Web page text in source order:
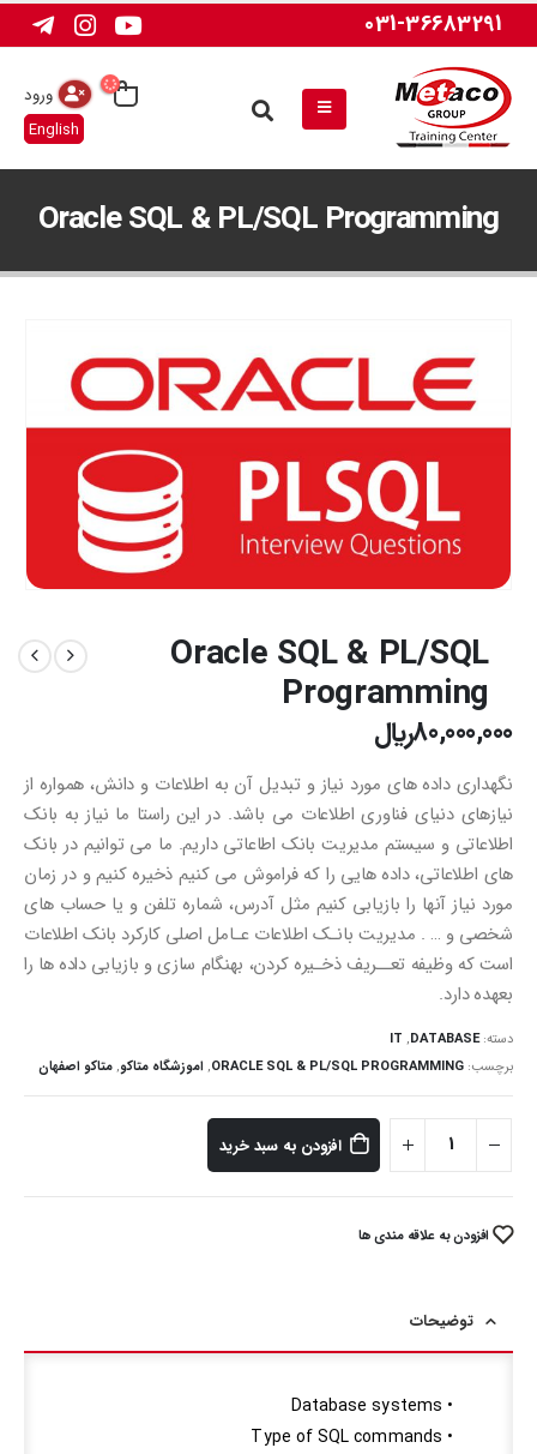
031-36683291
ورود
English
Oracle SQL & PL/SQL Programming
Oracle SQL & PL/SQL
Programming
80,000,000﷼
نگهداری داده های مورد نیاز و تبدیل آن به اطلاعات و دانش، همواره از
نیازهای دنیای فناوری اطلاعات می باشد. در این راستا ما نیاز به بانک
اطلاعاتی و سیستم مدیریت بانک اطاعاتی داریم. ما می توانیم در بانک
های اطلاعاتی، داده هایی را که فراموش می کنیم ذخیره کنیم و در زمان
مورد نیاز آنها را بازیابی کنیم مثل آدرس، شماره تلفن و یا حساب های
شخصی و … . مديريت بانـك اطلاعات عـامل اصلي كاركرد بانك اطلاعات
است كه وظيفه تعــريف ذخـيره كردن، بهنگام سازي و بازيابي داده ها را
بعهده دارد.
دسته:DATABASE
,
IT
برچسب: ORACLE SQL & PL/SQL PROGRAMMING
, اموزشگاه متاکو,متاکو اصفهان
افزودن به سبد خرید
افزودن به علاقه مندی ها
توضیحات
• Database systems
• Type of SQL commands